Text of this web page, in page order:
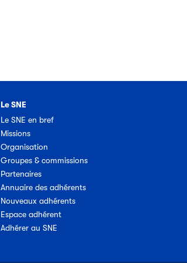
Le SNE
Le SNE en bref
Missions
Organisation
Groupes & commissions
Partenaires
Annuaire des adhérents
Nouveaux adhérents
Espace adhérent
Adhérer au SNE